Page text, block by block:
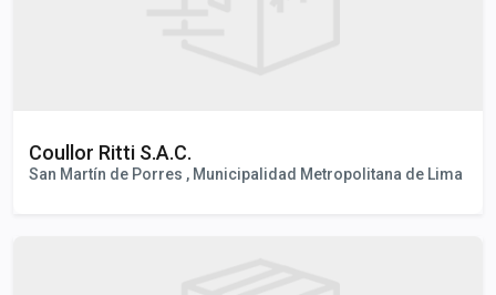
Coullor Ritti S.A.C.
San Martín de Porres , Municipalidad Metropolitana de Lima